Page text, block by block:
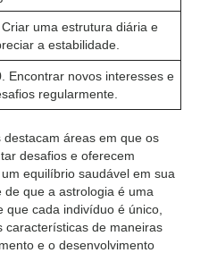
uma estrutura diária e
a estabilidade.
Encontrar novos interesses e
regularmente.
áreas em que os
desafios e oferecem
equilíbrio saudável em sua
que a astrologia é uma
cada indivíduo é único,
características de maneiras
e o desenvolvimento